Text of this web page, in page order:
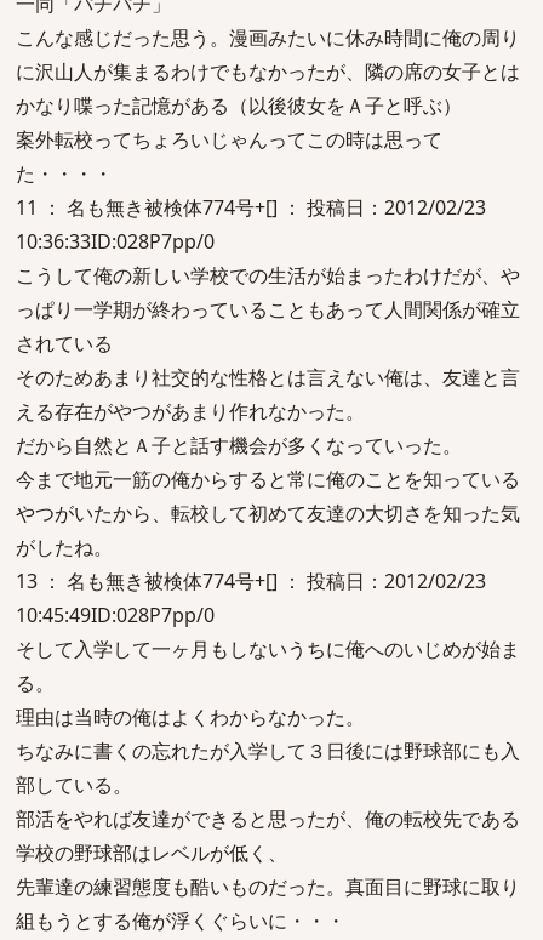
こんな感じだった思う。漫画みたいに休み時間に俺の周り
に沢山人が集まるわけでもなかったが、隣の席の女子とは
かなり喋った記憶がある（以後彼女をＡ子と呼ぶ）
案外転校ってちょろいじゃんってこの時は思って
た・・・・
11 ： 名も無き被検体774号+[] ： 投稿日：2012/02/23
10:36:33ID:028P7pp/0
こうして俺の新しい学校での生活が始まったわけだが、や
っぱり一学期が終わっていることもあって人間関係が確立
されている
そのためあまり社交的な性格とは言えない俺は、友達と言
える存在がやつがあまり作れなかった。
だから自然とＡ子と話す機会が多くなっていった。
今まで地元一筋の俺からすると常に俺のことを知っている
やつがいたから、転校して初めて友達の大切さを知った気
がしたね。
13 ： 名も無き被検体774号+[] ： 投稿日：2012/02/23
10:45:49ID:028P7pp/0
そして入学して一ヶ月もしないうちに俺へのいじめが始ま
る。
理由は当時の俺はよくわからなかった。
ちなみに書くの忘れたが入学して３日後には野球部にも入
部している。
部活をやれば友達ができると思ったが、俺の転校先である
学校の野球部はレベルが低く、
先輩達の練習態度も酷いものだった。真面目に野球に取り
組もうとする俺が浮くぐらいに・・・